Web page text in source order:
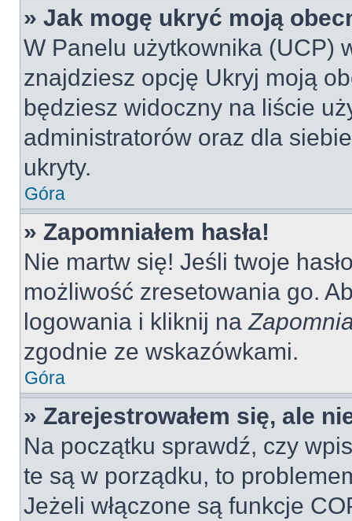
» Jak mogę ukryć moją
W Panelu użytkownika (UCP)
znajdziesz opcję Ukryj moją
będziesz widoczny na liście
administratorów oraz dla
ukryty.
Góra
» Zapomniałem hasła!
Nie martw się! Jeśli twoje
możliwość zresetowania go.
logowania i kliknij na
zgodnie ze wskazówkami.
Góra
» Zarejestrowałem się, ale
Na początku sprawdź, czy
te są w porządku, to
Jeżeli włączone są funkcje